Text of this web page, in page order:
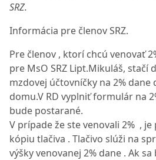
SRZ.
Informácia pre členov SRZ.
Pre členov , ktorí chcú venovať
pre MsO SRZ Lipt.Mikuláš, stačí
mzdovej účtovníčky na 2% dane
domu.V RD vyplniť formulár na
bude postarané.
V prípade že ste venovali 2% ,
kópiu tlačiva . Tlačivo slúži na
výšky venovanej 2% dane . Ak